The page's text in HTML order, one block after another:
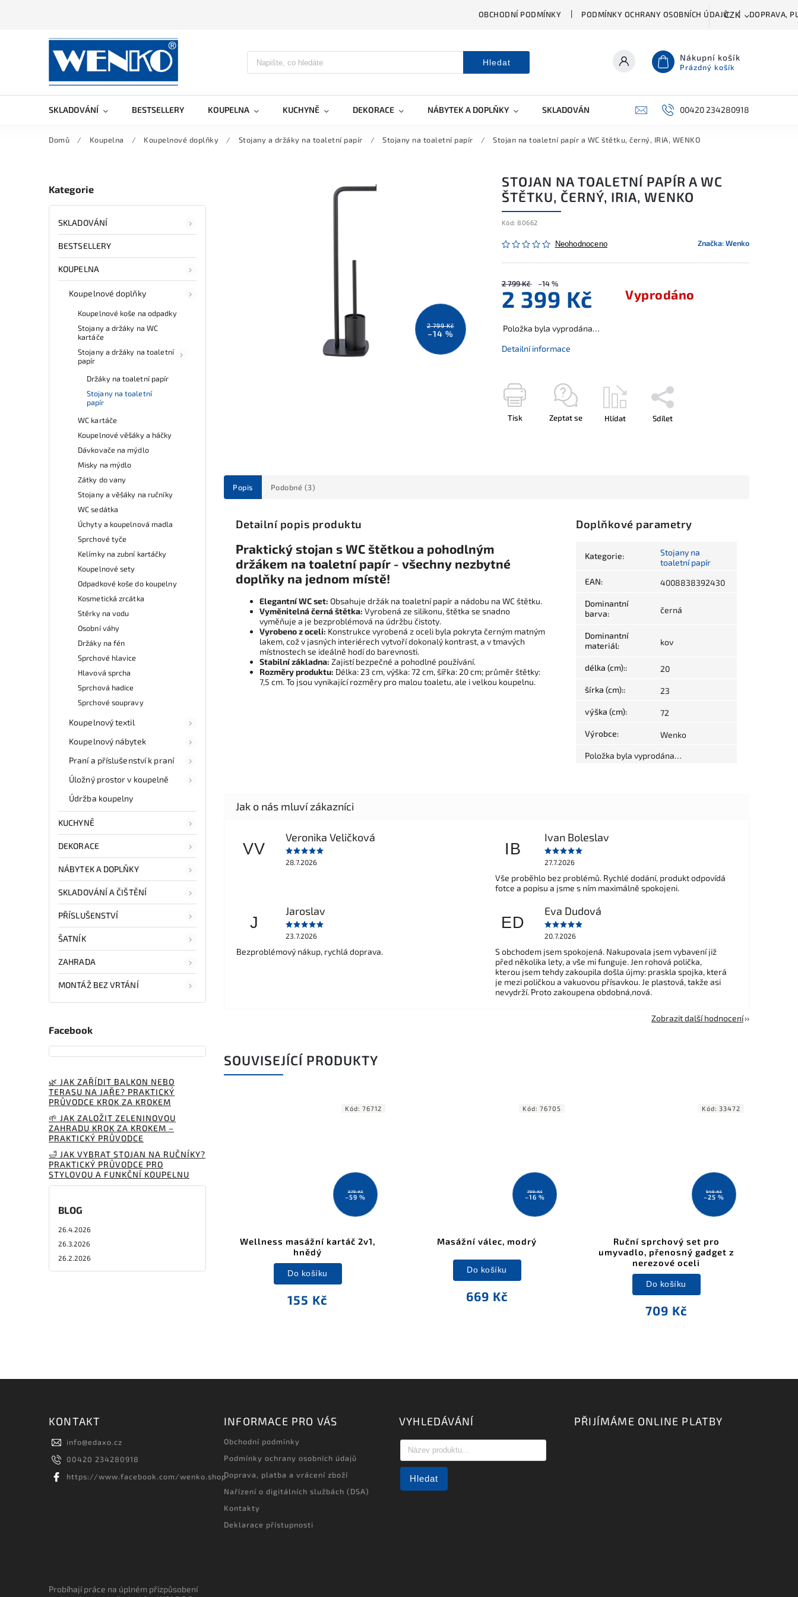
OBCHODNÍ PODMÍNKY PODMÍNKY OCHRANY OSOBNÍCH ÚDAJŮ DOPRAVA,
CZK
Hledat Nákupní košík
Prázdný košík
SKLADOVÁNÍ BESTSELLERY KOUPELNA KUCHYNĚ DEKORACE NÁBYTEK A DOPLŇKY SKLADOVÁNÍ A ČIŠTĚNÍ PŘÍSLUŠENSTVÍ
00420 234280918
Domů / Koupelna / Koupelnové doplňky / Stojany a držáky na toaletní papír / Stojany na toaletní papír / Stojan na toaletní papír a WC štětku, černý, IRIA, WENKO
Kategorie
SKLADOVÁNÍ
BESTSELLERY
KOUPELNA
Koupelnové doplňky
Koupelnové koše na odpadky
Stojany a držáky na WC
kartáče
Stojany a držáky na toaletní
papír
Držáky na toaletní papír
Stojany na toaletní
papír
WC kartáče
Koupelnové věšáky a háčky
Dávkovače na mýdlo
Misky na mýdlo
Zátky do vany
Stojany a věšáky na ručníky
WC sedátka
Úchyty a koupelnová madla
Sprchové tyče
Kelímky na zubní kartáčky
Koupelnové sety
Odpadkové koše do koupelny
Kosmetická zrcátka
Stěrky na vodu
Osobní váhy
Držáky na fén
Sprchové hlavice
Hlavová sprcha
Sprchová hadice
Sprchové soupravy
Koupelnový textil
Koupelnový nábytek
Praní a příslušenství k praní
Úložný prostor v koupelně
Údržba koupelny
KUCHYNĚ
DEKORACE
NÁBYTEK A DOPLŇKY
SKLADOVÁNÍ A ČIŠTĚNÍ
PŘÍSLUŠENSTVÍ
ŠATNÍK
ZAHRADA
MONTÁŽ BEZ VRTÁNÍ
Facebook
🌿 JAK ZAŘÍDIT BALKON NEBO
TERASU NA JAŘE? PRAKTICKÝ
PRŮVODCE KROK ZA KROKEM
🌱 JAK ZALOŽIT ZELENINOVOU
ZAHRADU KROK ZA KROKEM –
PRAKTICKÝ PRŮVODCE
🛁 JAK VYBRAT STOJAN NA RUČNÍKY?
PRAKTICKÝ PRŮVODCE PRO
STYLOVOU A FUNKČNÍ KOUPELNU
BLOG
26.4.2026
26.3.2026
26.2.2026
2 799 Kč
–14 %
STOJAN NA TOALETNÍ PAPÍR A WC
ŠTĚTKU, ČERNÝ, IRIA, WENKO
Kód: 80662
Neohodnoceno Značka:Wenko
2 799 Kč –14 %
2 399 Kč Vyprodáno
Položka byla vyprodána…
Detailní informace
Tisk Zeptat se Hlídat Sdílet
Popis Podobné (3)
Detailní popis produktu
Praktický stojan s WC štětkou a pohodlným
držákem na toaletní papír - všechny nezbytné
doplňky na jednom místě!
Elegantní WC set: Obsahuje držák na toaletní papír a nádobu na WC štětku.
Vyměnitelná černá štětka: Vyrobená ze silikonu, štětka se snadno
vyměňuje a je bezproblémová na údržbu čistoty.
Vyrobeno z oceli: Konstrukce vyrobená z oceli byla pokryta černým matným
lakem, což v jasných interiérech vytvoří dokonalý kontrast, a v tmavých
místnostech se ideálně hodí do barevnosti.
Stabilní základna: Zajistí bezpečné a pohodlné používání.
Rozměry produktu: Délka: 23 cm, výška: 72 cm, šířka: 20 cm; průměr štětky:
7,5 cm. To jsou vynikající rozměry pro malou toaletu, ale i velkou koupelnu.
Doplňkové parametry
Kategorie:
Stojany na
toaletní papír
EAN: 4008838392430
Dominantní
barva: černá
Dominantní
materiál: kov
délka (cm):: 20
šírka (cm):: 23
výška (cm): 72
Výrobce: Wenko
Položka byla vyprodána…
VV
Veronika Veličková
28.7.2026
IB
Ivan Boleslav
27.7.2026
Vše proběhlo bez problémů. Rychlé dodání, produkt odpovídá
fotce a popisu a jsme s ním maximálně spokojeni.
J
Jaroslav
23.7.2026
Bezproblémový nákup, rychlá doprava.
ED
Eva Dudová
20.7.2026
S obchodem jsem spokojená. Nakupovala jsem vybavení již
před několika lety, a vše mi funguje. Jen rohová polička,
kterou jsem tehdy zakoupila došla újmy: praskla spojka, která
je mezi poličkou a vakuovou přísavkou. Je plastová, takže asi
nevydrží. Proto zakoupena obdobná,nová.
Zobrazit další hodnocení
SOUVISEJÍCÍ PRODUKTY
379 Kč
–59 %
Wellness masážní kartáč 2v1,
hnědý
155 Kč
Do košíku
Kód: 76712
799 Kč
–16 %
Masážní válec, modrý
669 Kč
Do košíku
Kód: 76705
949 Kč
–25 %
Ruční sprchový set pro
umyvadlo, přenosný gadget z
nerezové oceli
709 Kč
Do košíku
Kód: 33472
KONTAKT
info@edaxo.cz
00420 234280918
https://www.facebook.com/wenko.shop
INFORMACE PRO VÁS
Obchodní podmínky
Podmínky ochrany osobních údajů
Doprava, platba a vrácení zboží
Nařízení o digitálních službách (DSA)
Kontakty
Deklarace přístupnosti
VYHLEDÁVÁNÍ
Hledat
PŘIJÍMÁME ONLINE PLATBY
Probíhají práce na úplném přizpůsobení